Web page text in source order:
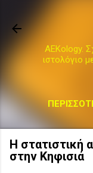
AEKology.
ιστολόγιο
Η στατιστική
στην Κηφισιά